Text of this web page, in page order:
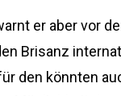
er aber vor
Brisanz
den könnten